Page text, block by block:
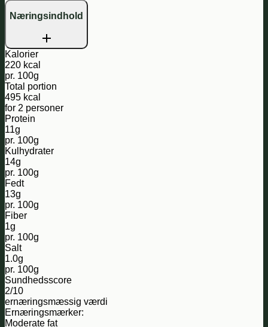
Næringsindhold
Kalorier
220 kcal
pr. 100g
Total portion
495 kcal
for 2 personer
Protein
11g
pr. 100g
Kulhydrater
14g
pr. 100g
Fedt
13g
pr. 100g
Fiber
1g
pr. 100g
Salt
1.0g
pr. 100g
Sundhedsscore
2/10
ernæringsmæssig værdi
Ernæringsmærker:
Moderate fat